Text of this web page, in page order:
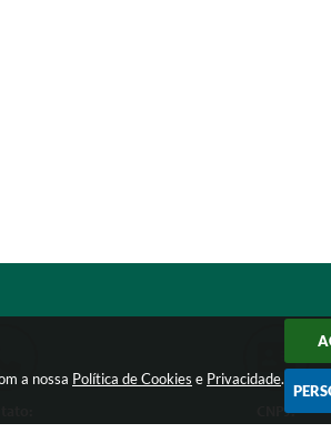
a nossa Política de Cookies e Privacidade.
CNPJ: